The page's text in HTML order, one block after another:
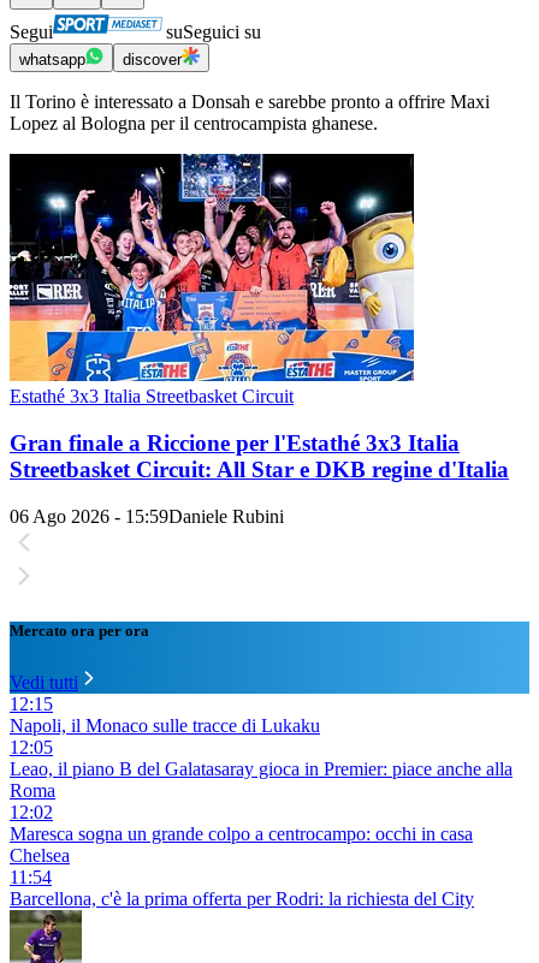
Segui suSeguici su
whatsapp discover
Il Torino è interessato a Donsah e sarebbe pronto a offrire Maxi
Lopez al Bologna per il centrocampista ghanese.
Estathé 3x3 Italia Streetbasket Circuit
Gran finale a Riccione per l'Estathé 3x3 Italia
Streetbasket Circuit: All Star e DKB regine d'Italia
06 Ago 2026 - 15:59Daniele Rubini
Mercato ora per ora
Vedi tutti
12:15
Napoli, il Monaco sulle tracce di Lukaku
12:05
Leao, il piano B del Galatasaray gioca in Premier: piace anche alla
Roma
12:02
Maresca sogna un grande colpo a centrocampo: occhi in casa
Chelsea
11:54
Barcellona, c'è la prima offerta per Rodri: la richiesta del City